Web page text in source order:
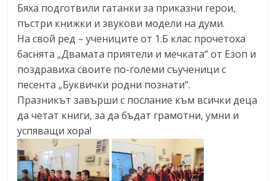
Бяха подготвили гатанки за приказни герои,
пъстри книжки и звукови модели на думи.
На свой ред – учениците от 1.Б клас прочетоха
баснята „Двамата приятели и мечката“ от Езоп и
поздравиха своите по-големи съученици с
песента „Буквички родни познати“.
Празникът завърши с послание към всички деца
да четат книги, за да бъдат грамотни, умни и
успяващи хора!